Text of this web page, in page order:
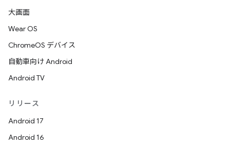
大画面
Wear OS
ChromeOS デバイス
自動車向け Android
Android TV
リリース
Android 17
Android 16